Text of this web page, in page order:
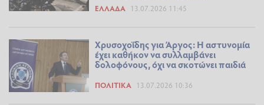
ΕΛΛΆΔΑ 13.07.2026 11:45
Χρυσοχοΐδης για Άργος: Η αστυνομία
έχει καθήκον να συλλαμβάνει
δολοφόνους, όχι να σκοτώνει παιδιά
ΠΟΛΙΤΙΚΆ 13.07.2026 10:36